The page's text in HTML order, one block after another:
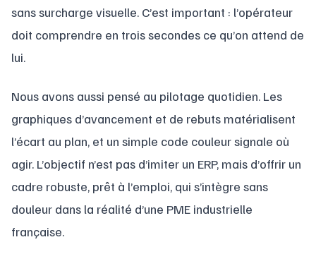
sans surcharge visuelle. C’est important : l’opérateur
doit comprendre en trois secondes ce qu’on attend de
lui.
Nous avons aussi pensé au pilotage quotidien. Les
graphiques d’avancement et de rebuts matérialisent
l’écart au plan, et un simple code couleur signale où
agir. L’objectif n’est pas d’imiter un ERP, mais d’offrir un
cadre robuste, prêt à l’emploi, qui s’intègre sans
douleur dans la réalité d’une PME industrielle
française.